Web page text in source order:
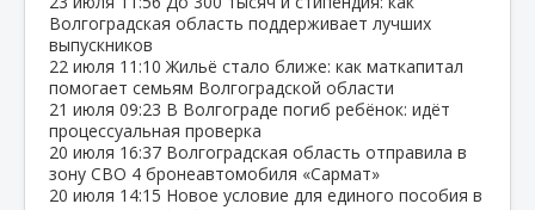
Волгоградская область поддерживает лучших
выпускников
22 июля 11:10 Жильё стало ближе: как маткапитал
помогает семьям Волгоградской области
21 июля 09:23 В Волгограде погиб ребёнок: идёт
процессуальная проверка
20 июля 16:37 Волгоградская область отправила в
зону СВО 4 бронеавтомобиля «Сармат»
20 июля 14:15 Новое условие для единого пособия в